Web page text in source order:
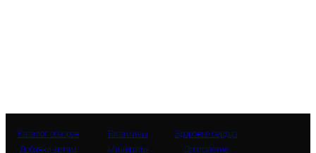
Каталог обзоров
Добавки детям
Витамины
Минералы
Здоровье сердца
Долголетие